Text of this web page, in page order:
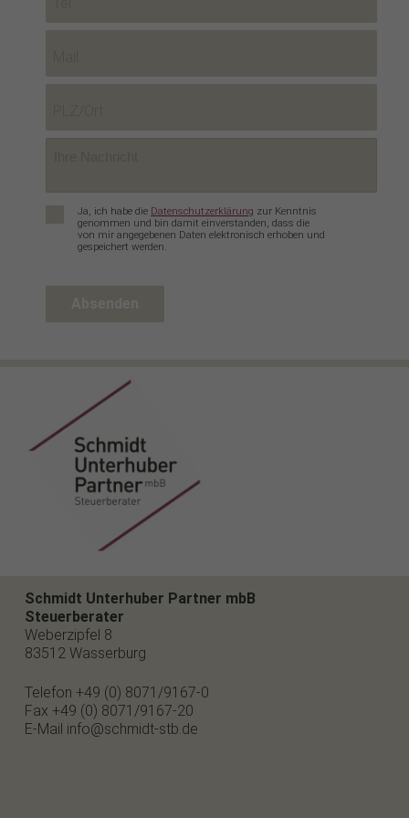
DatenschutzJa, ich habe die Datenschutzerklärung zur Kenntnis
genommen und bin damit einverstanden, dass die
von mir angegebenen Daten elektronisch erhoben und
gespeichert werden.
Schmidt Unterhuber Partner mbB
Steuerberater
Weberzipfel 8
83512 Wasserburg
Telefon +49 (0) 8071/9167-0
Fax +49 (0) 8071/9167-20
E-Mail info@schmidt-stb.de